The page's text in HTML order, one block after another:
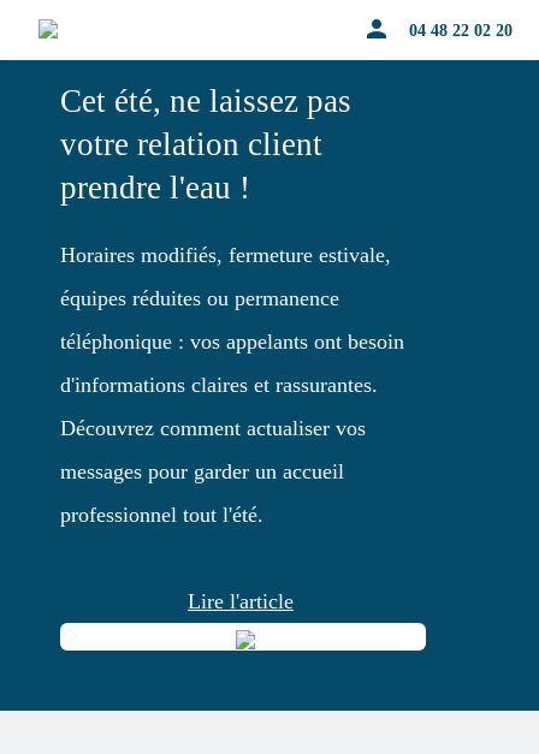
person 04 48 22 02 20
Cet été, ne laissez pas
votre relation client
prendre l'eau !
Horaires modifiés, fermeture estivale,
équipes réduites ou permanence
téléphonique : vos appelants ont besoin
d'informations claires et rassurantes.
Découvrez comment actualiser vos
messages pour garder un accueil
professionnel tout l'été.
Lire l'article